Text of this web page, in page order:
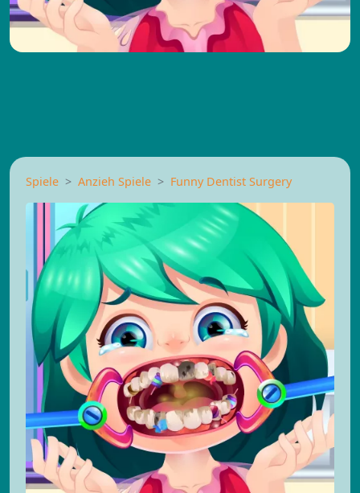
Spiele Anzieh Spiele Funny Dentist Surgery